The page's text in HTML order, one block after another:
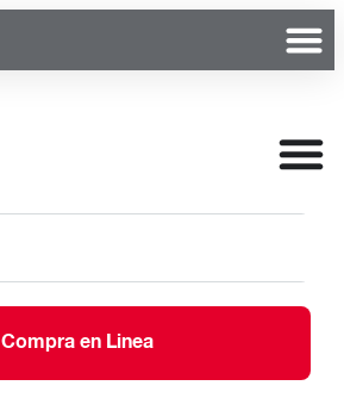
Compra en Linea